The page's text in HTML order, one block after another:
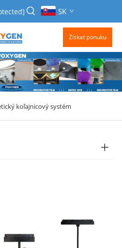
SK
Získať ponuku
koľajnicový systém